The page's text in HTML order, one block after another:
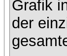
Grafik
der